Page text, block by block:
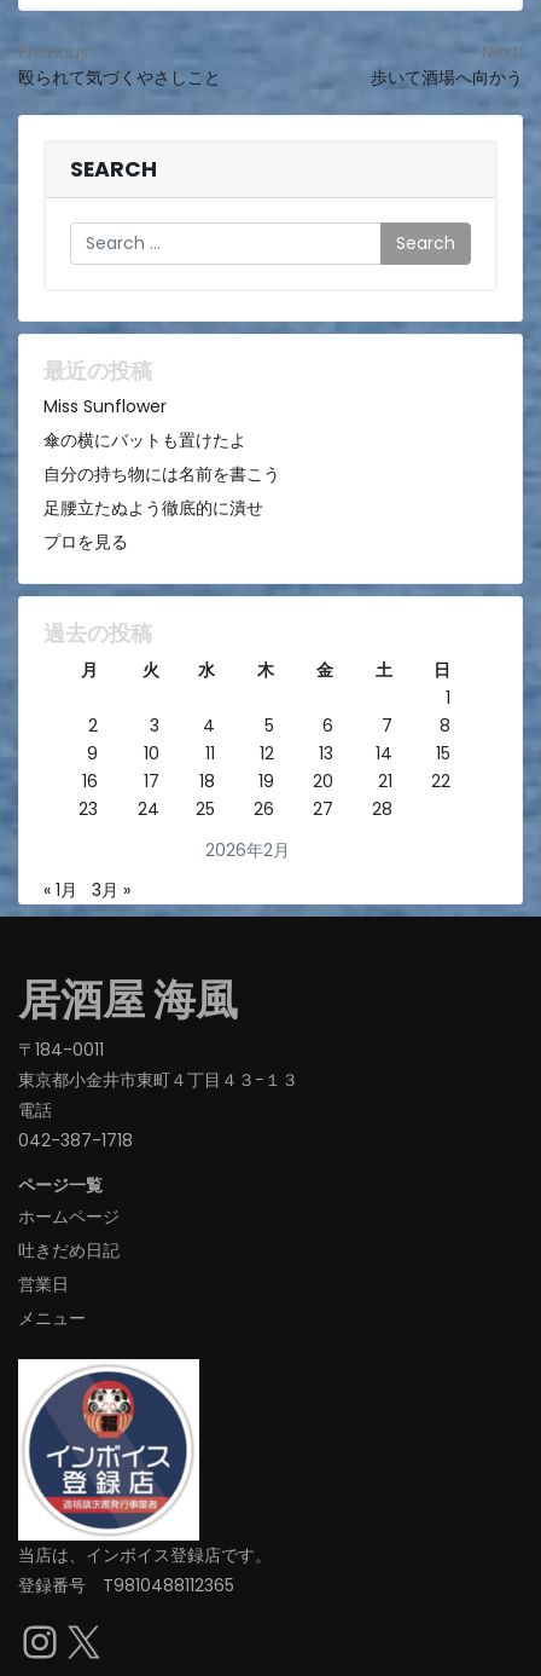
投
稿
ョ
ン
Previous:
殴られて気づくやさしこと
Next:
歩いて酒場へ向かう
SEARCH
Search
最近の投稿
Miss Sunflower
傘の横にバットも置けたよ
自分の持ち物には名前を書こう
足腰立たぬよう徹底的に潰せ
プロを見る
過去の投稿
2026年2月
月 火 水 木 金 土
日
1
2
3 4 5 6 7
8
9
10 11 12 13 14
15
16
17 18 19 20 21
22
23
24 25 26 27 28
« 1月 3月 »
居酒屋 海風
〒184-0011
東京都小金井市東町４丁目４３−１３
電話
042-387-1718‬
ページ一覧
ホームページ
吐きだめ日記
営業日
メニュー
当店は、インボイス登録店です。
登録番号 T9810488112365
Instagram
X